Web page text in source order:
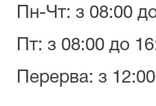
Пн-Чт: з 08:00
Пт: з 08:00 до
Перерва: з